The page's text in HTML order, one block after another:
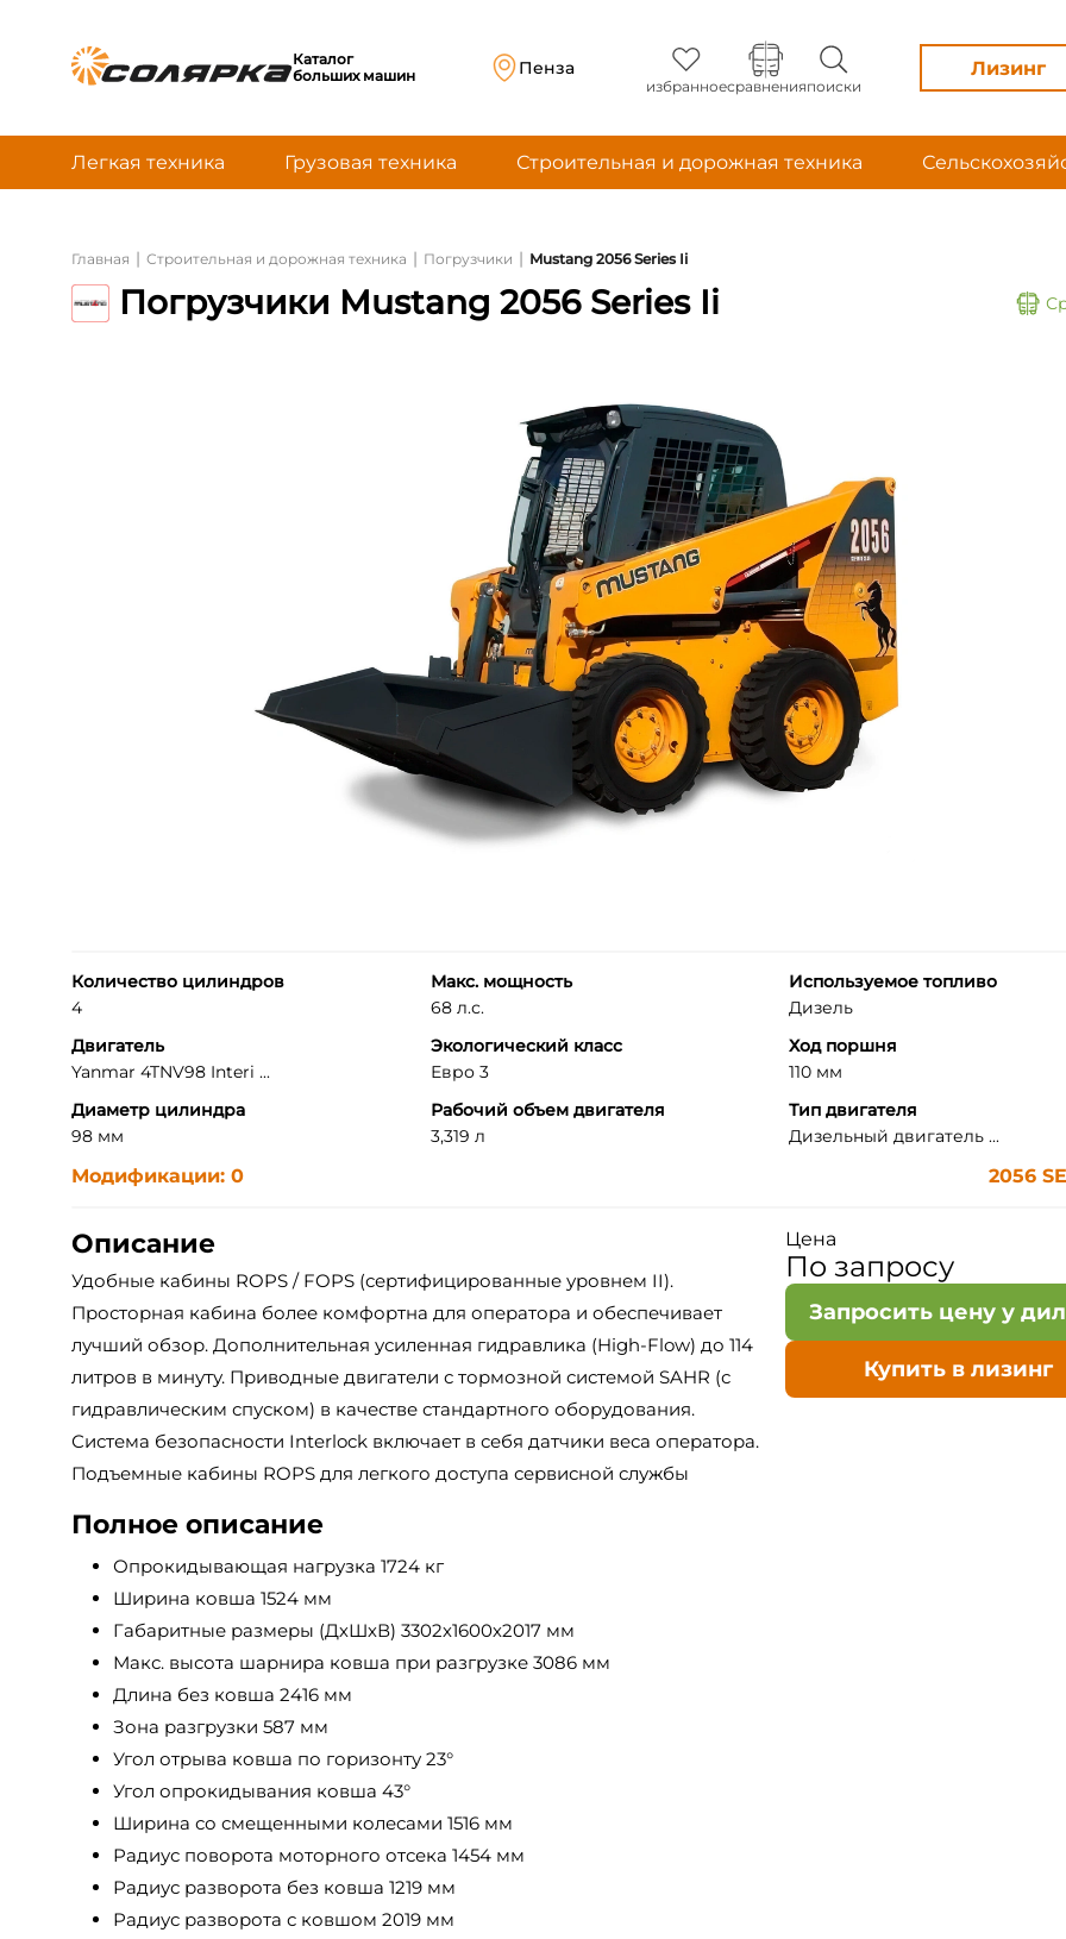
Каталог
больших машин
Пенза
избранноесравненияпоиски
Лизинг
Легкая техника Грузовая техника Строительная и дорожная техника
Главная | Строительная и дорожная техника | Погрузчики | Mustang 2056 Series Ii
Погрузчики Mustang 2056 Series Ii
Количество цилиндров
4
Макс. мощность
68 л.с.
Используемое топливо
Дизель
Двигатель
Yanmar 4TNV98 Interi ...
Экологический класс
Евро 3
Ход поршня
110 мм
Диаметр цилиндра
98 мм
Рабочий объем двигателя
3,319 л
Тип двигателя
Дизельный двигатель ...
Модификации: 0 2056
Описание
Удобные кабины ROPS / FOPS (сертифицированные уровнем II).
Просторная кабина более комфортна для оператора и обеспечивает
лучший обзор. Дополнительная усиленная гидравлика (High-Flow) до 114
литров в минуту. Приводные двигатели с тормозной системой SAHR (с
гидравлическим спуском) в качестве стандартного оборудования.
Система безопасности Interlock включает в себя датчики веса оператора.
Подъемные кабины ROPS для легкого доступа сервисной службы
Цена
По запросу
Запросить цену у
Купить в лизинг
Полное описание
Опрокидывающая нагрузка 1724 кг
Ширина ковша 1524 мм
Габаритные размеры (ДхШхВ) 3302х1600х2017 мм
Макс. высота шарнира ковша при разгрузке 3086 мм
Длина без ковша 2416 мм
Зона разгрузки 587 мм
Угол отрыва ковша по горизонту 23°
Угол опрокидывания ковша 43°
Ширина со смещенными колесами 1516 мм
Радиус поворота моторного отсека 1454 мм
Радиус разворота без ковша 1219 мм
Радиус разворота с ковшом 2019 мм